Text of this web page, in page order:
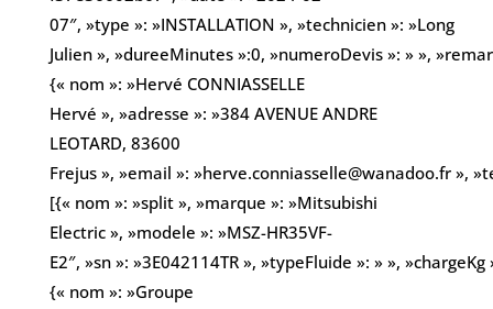
07″, »type »: »INSTALLATION », »technicien »: »Long
Julien », »dureeMinutes »:0, »numeroDevis »: » »,
{« nom »: »Hervé CONNIASSELLE
Hervé », »adresse »: »384 AVENUE ANDRE
LEOTARD, 83600
Frejus », »email »: »herve.conniasselle@wanadoo.fr »,
[{« nom »: »split », »marque »: »Mitsubishi
Electric », »modele »: »MSZ-HR35VF-
E2″, »sn »: »3E042114TR », »typeFluide »: » », »chargeKg
{« nom »: »Groupe